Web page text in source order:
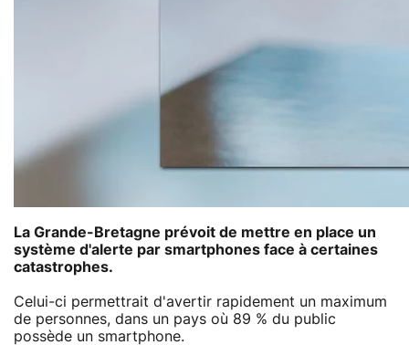
La Grande-Bretagne prévoit de mettre en place un
système d'alerte par smartphones face à certaines
catastrophes.
Celui-ci permettrait d'avertir rapidement un maximum
de personnes, dans un pays où 89 % du public
possède un smartphone.